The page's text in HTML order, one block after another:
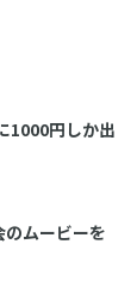
1000円しか出
ムービーを